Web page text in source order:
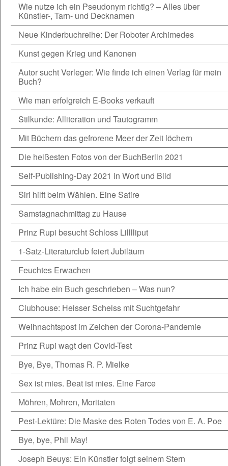
Wie nutze ich ein Pseudonym richtig? – Alles über
Künstler-, Tarn- und Decknamen
Neue Kinderbuchreihe: Der Roboter Archimedes
Kunst gegen Krieg und Kanonen
Autor sucht Verleger: Wie finde ich einen Verlag für mein
Buch?
Wie man erfolgreich E-Books verkauft
Stilkunde: Alliteration und Tautogramm
Mit Büchern das gefrorene Meer der Zeit löchern
Die heißesten Fotos von der BuchBerlin 2021
Self-Publishing-Day 2021 in Wort und Bild
Siri hilft beim Wählen. Eine Satire
Samstagnachmittag zu Hause
Prinz Rupi besucht Schloss Lilllliput
1-Satz-Literaturclub feiert Jubiläum
Feuchtes Erwachen
Ich habe ein Buch geschrieben – Was nun?
Clubhouse: Heisser Scheiss mit Suchtgefahr
Weihnachtspost im Zeichen der Corona-Pandemie
Prinz Rupi wagt den Covid-Test
Bye, Bye, Thomas R. P. Mielke
Sex ist mies. Beat ist mies. Eine Farce
Möhren, Mohren, Moritaten
Pest-Lektüre: Die Maske des Roten Todes von E. A. Poe
Bye, bye, Phil May!
Joseph Beuys: Ein Künstler folgt seinem Stern